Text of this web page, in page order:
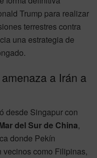
Trump para realizar
terrestres contra
una estrategia de
a Irán a
desde Singapur con
del Sur de China,
donde Pekín
vecinos como Filipinas,